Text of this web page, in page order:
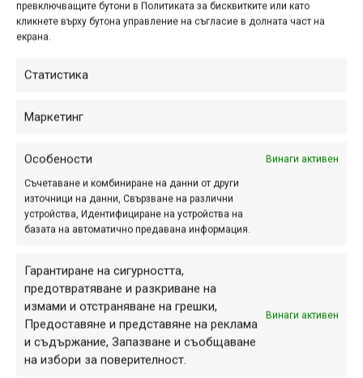
превключващите бутони в Политиката за бисквитките или като
кликнете върху бутона управление на съгласие в долната част на
екрана.
Статистика
Маркетинг
Особености Винаги активен
Съчетаване и комбиниране на данни от други
източници на данни, Свързване на различни
устройства, Идентифициране на устройства на
базата на автоматично предавана информация.
Гарантиране на сигурността,
предотвратяване и разкриване на
измами и отстраняване на грешки,
Предоставяне и представяне на реклама
и съдържание, Запазване и съобщаване
на избори за поверителност.
Винаги активен
В рамките на „Спици и бодли“ 2025,
Outlier Pendulum –
подробни впечатления от
юни 02, 2025 at 14:44.
Едно от първите подробни и
информативни видеоревюта с
реални впечатления от карането на